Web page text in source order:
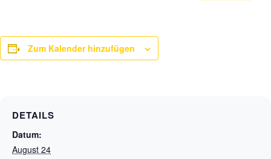
Zum Kalender hinzufügen
DETAILS
Datum:
August 24